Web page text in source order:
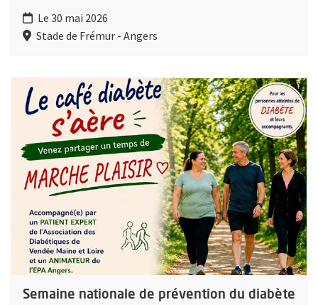
Le 30 mai 2026
Stade de Frémur - Angers
Semaine nationale de prévention du diabète
Plus d'information sur l'évènement : Semaine nationale de